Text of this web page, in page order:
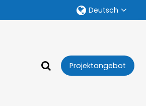
Deutsch
Projektangebot